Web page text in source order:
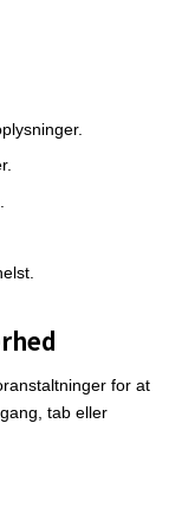
for at
tab eller